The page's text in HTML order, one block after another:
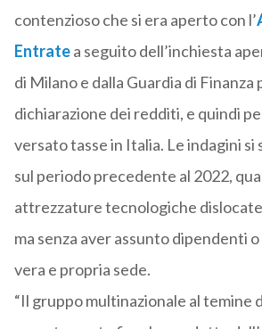
contenzioso che si era aperto con l’
Entratea seguito dell’inchiesta
di Milano e dalla Guardia di Finanza
dichiarazione dei redditi, e quindi
versato tasse in Italia. Le indagini
sul periodo precedente al 2022,
attrezzature tecnologiche
ma senza aver assunto dipendenti
vera e propria sede.
“Il gruppo multinazionale al temine